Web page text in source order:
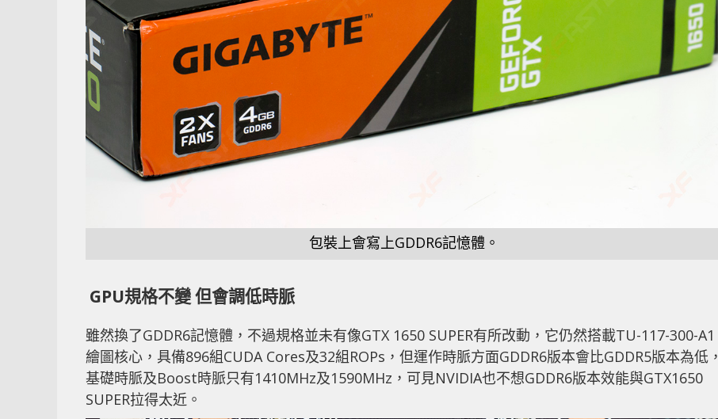
包裝上會寫上GDDR6記憶體。
GPU規格不變 但會調低時脈
雖然換了GDDR6記憶體，不過規格並未有像GTX 1650 SUPER有所改動，它仍然搭載TU-117-300-A1
繪圖核心，具備896組CUDA Cores及32組ROPs，但運作時脈方面GDDR6版本會比GDDR5版本為低，
基礎時脈及Boost時脈只有1410MHz及1590MHz，可見NVIDIA也不想GDDR6版本效能與GTX1650
SUPER拉得太近。